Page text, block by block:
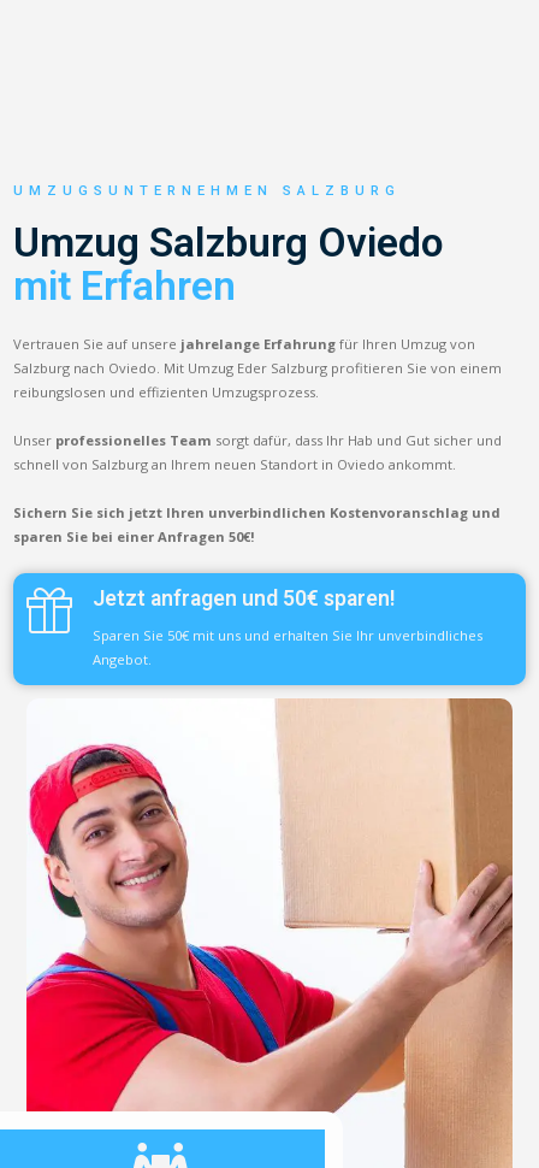
UMZUGSUNTERNEHMEN SALZBURG
Umzug Salzburg Oviedo
mit Erfahren
Vertrauen Sie auf unsere jahrelange Erfahrung für Ihren Umzug von
Salzburg nach Oviedo. Mit Umzug Eder Salzburg profitieren Sie von einem
reibungslosen und effizienten Umzugsprozess.
Unser professionelles Team sorgt dafür, dass Ihr Hab und Gut sicher und
schnell von Salzburg an Ihrem neuen Standort in Oviedo ankommt.
Sichern Sie sich jetzt Ihren unverbindlichen Kostenvoranschlag und
sparen Sie bei einer Anfragen 50€!
Jetzt anfragen und 50€ sparen!
Sparen Sie 50€ mit uns und erhalten Sie Ihr unverbindliches
Angebot.